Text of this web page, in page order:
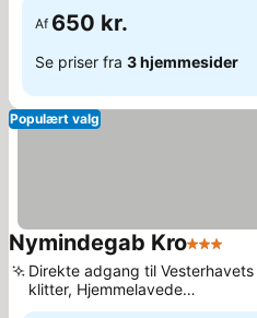
Af 650 kr.
Se priser fra 3 hjemmesider
Populært valg
Nymindegab Kro3 Stjerner
Direkte adgang til Vesterhavets
klitter, Hjemmelavede
morgenmadsspecialiteter